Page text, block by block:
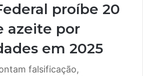
proíbe 20
azeite por
em 2025
falsificação,